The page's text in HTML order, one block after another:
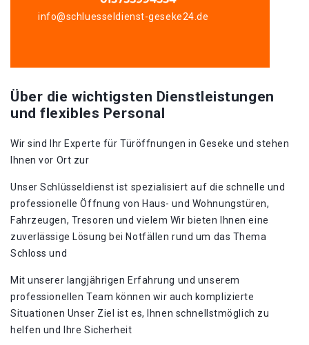
info@schluesseldienst-geseke24.de
Über die wichtigsten Dienstleistungen
und flexibles Personal
Wir sind Ihr Experte für Türöffnungen in Geseke und stehen
Ihnen vor Ort zur
Unser Schlüsseldienst ist spezialisiert auf die schnelle und
professionelle Öffnung von Haus- und Wohnungstüren,
Fahrzeugen, Tresoren und vielem Wir bieten Ihnen eine
zuverlässige Lösung bei Notfällen rund um das Thema
Schloss und
Mit unserer langjährigen Erfahrung und unserem
professionellen Team können wir auch komplizierte
Situationen Unser Ziel ist es, Ihnen schnellstmöglich zu
helfen und Ihre Sicherheit